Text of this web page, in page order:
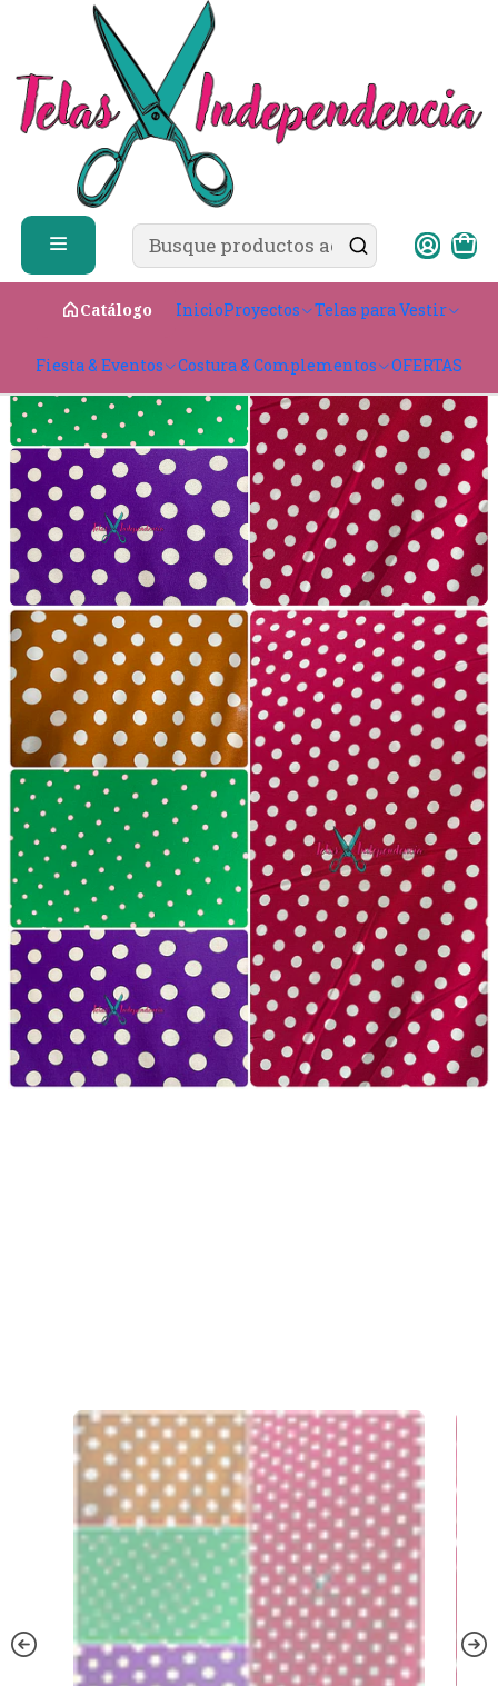
Catálogo InicioProyectos Telas para Vestir
Fiesta & Eventos Costura & Complementos OFERTAS
✨ ¿Cómo comprar?
Telas para Vestir
Lycra Fria Lunares